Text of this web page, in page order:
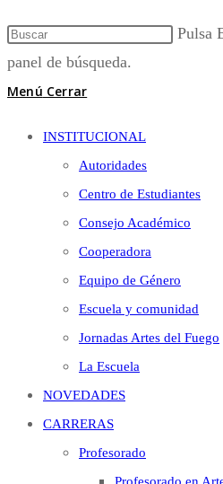
Pulsa
panel de búsqueda.
Menú Cerrar
INSTITUCIONAL
Autoridades
Centro de Estudiantes
Consejo Académico
Cooperadora
Equipo de Género
Escuela y comunidad
Jornadas Artes del Fuego
La Escuela
NOVEDADES
CARRERAS
Profesorado